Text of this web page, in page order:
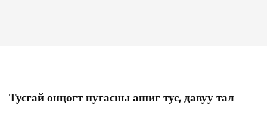
Тусгай өнцөгт нугасны ашиг тус, давуу тал